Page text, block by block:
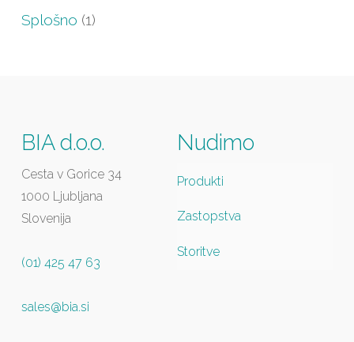
Splošno (1)
BIA d.o.o.
Cesta v Gorice 34
1000 Ljubljana
Slovenija
(01) 425 47 63
sales@bia.si
Nudimo
Produkti
Zastopstva
Storitve